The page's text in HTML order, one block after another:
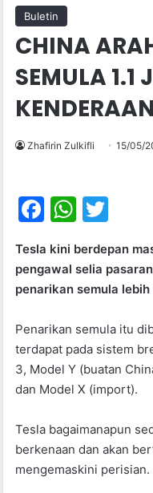
Buletin
CHINA
SEMULA 1.1
KENDERAAN
Zhafirin Zulkifli 15/05/
F
c
e
o
o
k
W
at
s
p
p
itt
er
Tesla kini berdepan
pengawal selia
penarikan semula
Penarikan semula itu
terdapat pada sistem
3, Model Y (buatan
dan Model X (import).
Tesla bagaimanapun
berkenaan dan akan
mengemaskini perisian.